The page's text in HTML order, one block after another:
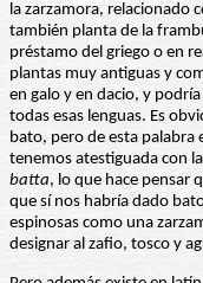
la zarzamora, relacionado
también planta de la
préstamo del griego o en
plantas muy antiguas y
en galo y en dacio, y
todas esas lenguas. Es
bato, pero de esta palabra
tenemos atestiguada con
batta, lo que hace pensar
que sí nos habría dado
espinosas como una
designar al zafio, tosco y